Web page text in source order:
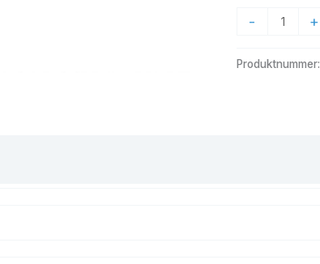
- +
Produktnummer: